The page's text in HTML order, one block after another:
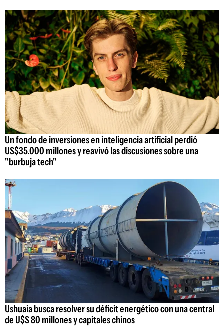
Un fondo de inversiones en inteligencia artificial perdió
US$35.000 millones y reavivó las discusiones sobre una
"burbuja tech"
Ushuaia busca resolver su déficit energético con una central
de U$S 80 millones y capitales chinos